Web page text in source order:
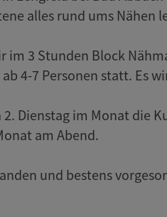
alles rund ums Nähen
im 3 Stunden Block
4-7 Personen statt. Es
Dienstag im Monat die
am Abend.
und bestens